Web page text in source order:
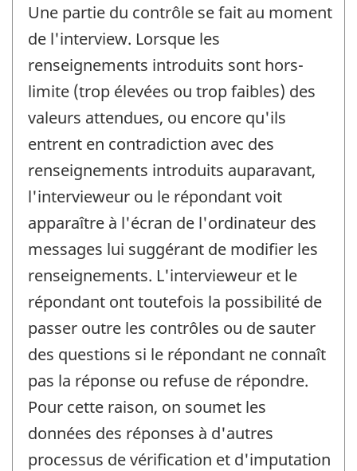
Une partie du contrôle se fait au moment
de l'interview. Lorsque les
renseignements introduits sont hors-
limite (trop élevées ou trop faibles) des
valeurs attendues, ou encore qu'ils
entrent en contradiction avec des
renseignements introduits auparavant,
l'intervieweur ou le répondant voit
apparaître à l'écran de l'ordinateur des
messages lui suggérant de modifier les
renseignements. L'intervieweur et le
répondant ont toutefois la possibilité de
passer outre les contrôles ou de sauter
des questions si le répondant ne connaît
pas la réponse ou refuse de répondre.
Pour cette raison, on soumet les
données des réponses à d'autres
processus de vérification et d'imputation